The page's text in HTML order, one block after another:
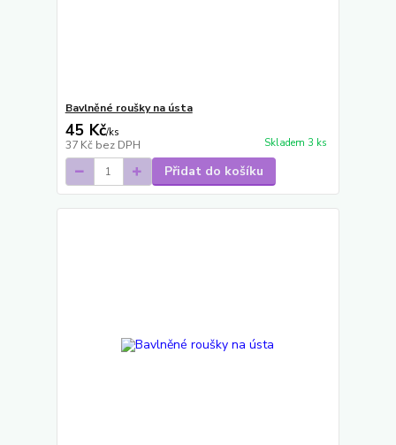
Bavlněné roušky na ústa
45 Kč/ks
37 Kč bez DPH Skladem 3 ks
Přidat do košíku